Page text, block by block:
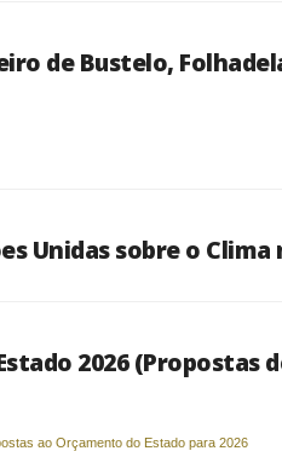
de Bustelo,
Unidas sobre o
2026 (Propostas
ao Orçamento do Estado para 2026